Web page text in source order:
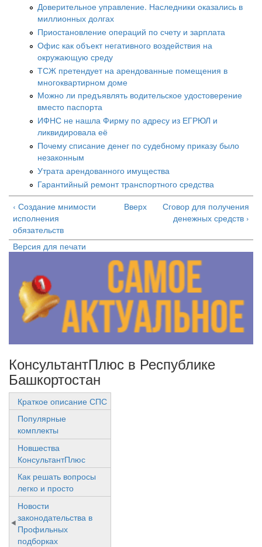
Доверительное управление. Наследники оказались в
миллионных долгах
Приостановление операций по счету и зарплата
Офис как объект негативного воздействия на
окружающую среду
ТСЖ претендует на арендованные помещения в
многоквартирном доме
Можно ли предъявлять водительское удостоверение
вместо паспорта
ИФНС не нашла Фирму по адресу из ЕГРЮЛ и
ликвидировала её
Почему списание денег по судебному приказу было
незаконным
Утрата арендованного имущества
Гарантийный ремонт транспортного средства
‹ Создание мнимости
исполнения
обязательств
Вверх
Сговор для получения
денежных средств ›
Версия для печати
КонсультантПлюс в Республике
Башкортостан
Краткое описание СПС
Популярные
комплекты
Новшества
КонсультантПлюс
Как решать вопросы
легко и просто
Новости
законодательства в
Профильных
подборках